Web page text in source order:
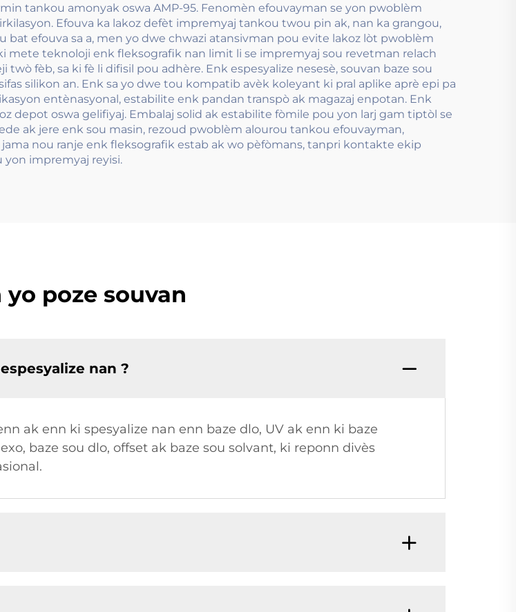
tankou amonyak oswa AMP-95. Fenomèn efouvayman se yon pwoblèm
Efouva ka lakoz defèt impremyaj tankou twou pin ak, nan ka grangou,
efouva sa a, men yo dwe chwazi atansivman pou evite lakoz lòt pwoblèm
mete teknoloji enk fleksografik nan limit li se impremyaj sou revetman relach
fèb, sa ki fè li difisil pou adhère. Enk espesyalize nesesè, souvan baze sou
silikon an. Enk sa yo dwe tou kompatib avèk koleyant ki pral aplike aprè epi pa
entènasyonal, estabilite enk pandan transpò ak magazaj enpotan. Enk
depot oswa gelifiyaj. Embalaj solid ak estabilite fòmile pou yon larj gam tiptòl se
ak jere enk sou masin, rezoud pwoblèm alourou tankou efouvayman,
nou ranje enk fleksografik estab ak wo pèfòmans, tanpri kontakte ekip
impremyaj reyisi.
yo poze souvan
nan ?
ak enn ki spesyalize nan enn baze dlo, UV ak enn ki baze
baze sou dlo, offset ak baze sou solvant, ki reponn divès